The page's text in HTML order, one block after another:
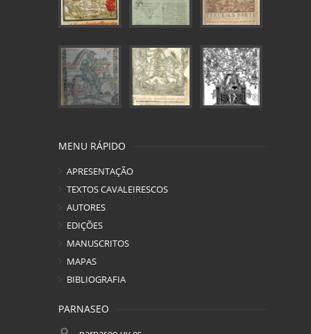
MENU RÁPIDO
APRESENTAÇÃO
TEXTOS CAVALEIRESCOS
AUTORES
EDIÇÕES
MANUSCRITOS
MAPAS
BIBLIOGRAFIA
PARNASEO